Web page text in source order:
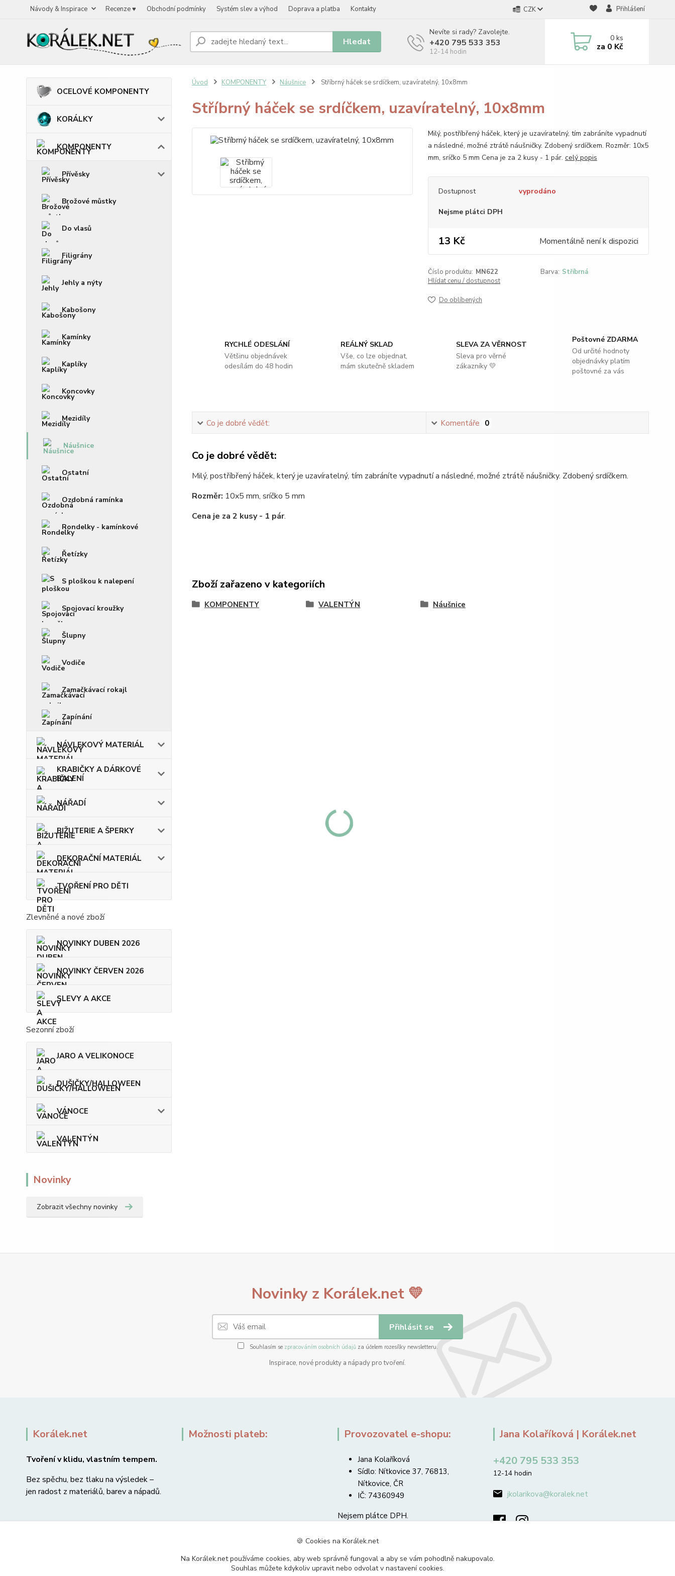
Návody & Inspirace Recenze ♥ Obchodní podmínky Systém slev a výhod Doprava a platba Kontakty CZK Přihlášení
Hledat
Nevíte si rady? Zavolejte.
+420 795 533 353
12-14 hodin
0ks
za 0 Kč
OCELOVÉ KOMPONENTY
KORÁLKY
KOMPONENTY
Přívěsky
Brožové můstky
Do vlasů
Filigrány
Jehly a nýty
Kabošony
Kamínky
Kaplíky
Koncovky
Mezidíly
Náušnice
Ostatní
Ozdobná ramínka
Rondelky - kamínkové
Řetízky
S ploškou k nalepení
Spojovací kroužky
Šlupny
Vodiče
Zamačkávací rokajl
Zapínání
NÁVLEKOVÝ MATERIÁL
KRABIČKY A DÁRKOVÉ
BALENÍ
NÁŘADÍ
BIŽUTERIE A ŠPERKY
DEKORAČNÍ MATERIÁL
TVOŘENÍ PRO DĚTI
Zlevněné a nové zboží
NOVINKY DUBEN 2026
NOVINKY ČERVEN 2026
SLEVY A AKCE
Sezonní zboží
JARO A VELIKONOCE
DUŠIČKY/HALLOWEEN
VÁNOCE
VALENTÝN
Novinky
Zobrazit všechny novinky
Úvod KOMPONENTY Náušnice Stříbrný háček se srdíčkem, uzavíratelný, 10x8mm
Stříbrný háček se srdíčkem, uzavíratelný, 10x8mm
Milý, postříbřený háček, který je uzavíratelný, tím zabráníte vypadnutí
a následné, možné ztrátě náušničky. Zdobený srdíčkem. Rozměr: 10x5
mm, sríčko 5 mm Cena je za 2 kusy - 1 pár. celý popis
Dostupnost vyprodáno
Nejsme plátci DPH
13 Kč Momentálně není k dispozici
Číslo produktu: MN622 Barva: Stříbrná
Hlídat cenu / dostupnost
Do oblíbených
RYCHLÉ ODESLÁNÍ
Většinu objednávek
odesílám do 48 hodin
REÁLNÝ SKLAD
Vše, co lze objednat,
mám skutečně skladem
SLEVA ZA VĚRNOST
Sleva pro věrné
zákazníky 💛
Poštovné ZDARMA
Od určité hodnoty
objednávky platím
poštovné za vás
Co je dobré vědět: Komentáře 0
Co je dobré vědět:
Milý, postříbřený háček, který je uzavíratelný, tím zabráníte vypadnutí a následné, možné ztrátě náušničky. Zdobený srdíčkem.
Rozměr: 10x5 mm, sríčko 5 mm
Cena je za 2 kusy - 1 pár.
Zboží zařazeno v kategoriích
KOMPONENTY VALENTÝN Náušnice
Novinky z Korálek.net 💛
Přihlásit se
Souhlasím se zpracováním osobních údajůza účelem rozesílky newsletteru.
Inspirace, nové produkty a nápady pro tvoření.
Korálek.net
Tvoření v klidu, vlastním tempem.
Bez spěchu, bez tlaku na výsledek –
jen radost z materiálů, barev a nápadů.
Možnosti plateb: Provozovatel e-shopu:
Jana Kolaříková
Sídlo: Nítkovice 37, 76813,
Nítkovice, ČR
IČ: 74360949
Nejsem plátce DPH.
Jana Kolaříková | Korálek.net
+420 795 533 353
12-14 hodin
jkolarikova@koralek.net
🍪 Cookies na Korálek.net
Na Korálek.net používáme cookies, aby web správně fungoval a aby se vám pohodlně nakupovalo.
Souhlas můžete kdykoliv upravit nebo odvolat v nastavení cookies.